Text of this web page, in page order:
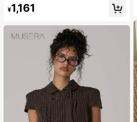
け 春カジュアル
#1 ベストセラー
に ファブリック 柔らかなオフィスブラウス
売り切れ間近！
¥1,161